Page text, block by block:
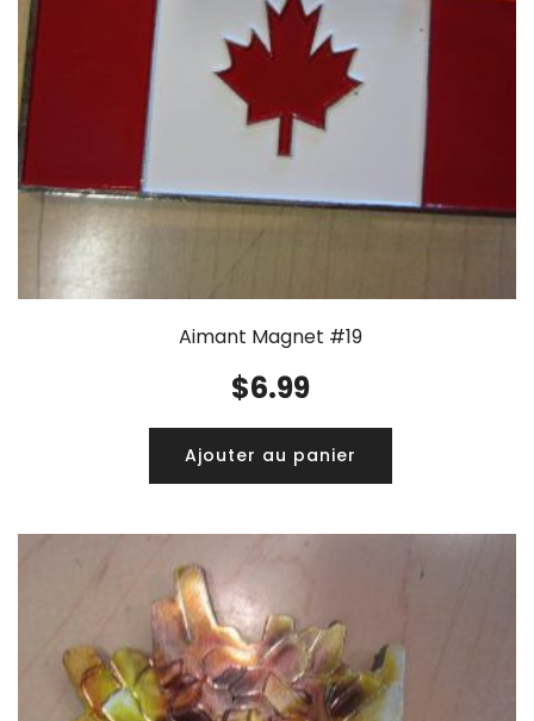
Aimant Magnet #19
$6.99
Ajouter au panier